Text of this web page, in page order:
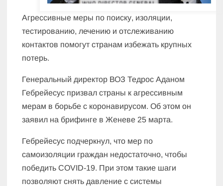
Агрессивные меры по поиску, изоляции,
тестированию, лечению и отслеживанию
контактов помогут странам избежать крупных
потерь.
Генеральный директор ВОЗ Тедрос Аданом
Гебрейесус призвал страны к агрессивным
мерам в борьбе с коронавирусом. Об этом он
заявил на брифинге в Женеве 25 марта.
Гебрейесус подчеркнул, что мер по
самоизоляции граждан недостаточно, чтобы
победить COVID-19. При этом такие шаги
позволяют снять давление с системы